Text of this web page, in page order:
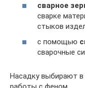
сварное
сварке
стыков
с помощью
сварочные
Насадку выбирают в